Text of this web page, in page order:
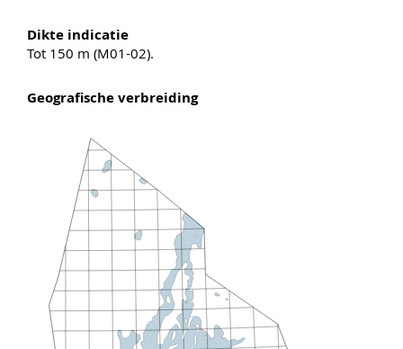
Dikte indicatie
Tot 150 m (M01-02).
Geografische verbreiding